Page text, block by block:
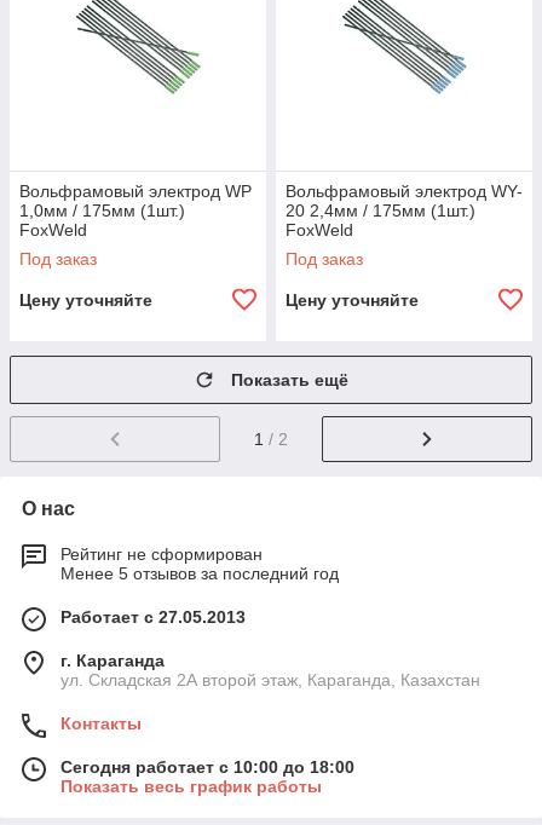
Вольфрамовый электрод WP
1,0мм / 175мм (1шт.)
FoxWeld
Под заказ
Цену уточняйте
Вольфрамовый электрод WY-
20 2,4мм / 175мм (1шт.)
FoxWeld
Под заказ
Цену уточняйте
Показать ещё
1 / 2
О нас
Рейтинг не сформирован
Менее 5 отзывов за последний год
Работает с 27.05.2013
г. Караганда
ул. Складская 2А второй этаж, Караганда, Казахстан
Контакты
Сегодня работает с 10:00 до 18:00
Показать весь график работы